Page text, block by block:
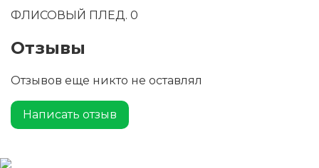
ФЛИСОВЫЙ ПЛЕД. 0
Отзывы
Отзывов еще никто не оставлял
Написать отзыв